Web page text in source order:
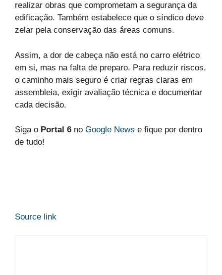
realizar obras que comprometam a segurança da
edificação. Também estabelece que o síndico deve
zelar pela conservação das áreas comuns.
Assim, a dor de cabeça não está no carro elétrico
em si, mas na falta de preparo. Para reduzir riscos,
o caminho mais seguro é criar regras claras em
assembleia, exigir avaliação técnica e documentar
cada decisão.
Siga o Portal 6 no Google News e fique por dentro
de tudo!
Source link